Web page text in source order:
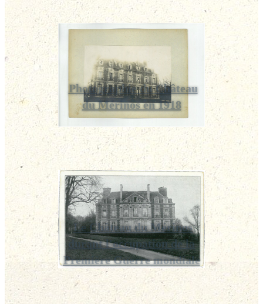
Photographie du Château
du Mérinos en 1918
Le Château du Mérinos
durant l'occupation de la
Première Guerre mondiale